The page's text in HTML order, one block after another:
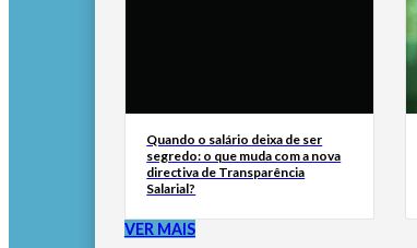
Quando o salário deixa de ser
segredo: o que muda com a nova
directiva de Transparência
Salarial?
VER MAIS